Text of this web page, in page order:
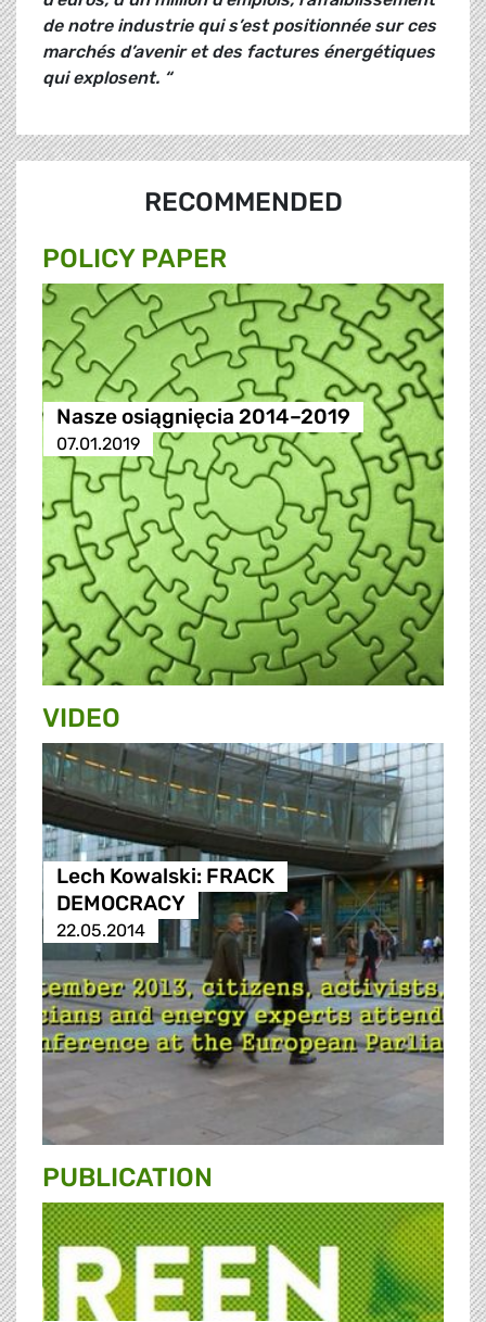
de notre industrie qui s’est positionnée sur ces
marchés d’avenir et des factures énergétiques
qui explosent. “
RECOMMENDED
POLICY PAPER
Nasze osiągnięcia 2014–2019
07.01.2019
VIDEO
Lech Kowalski: FRACK
DEMOCRACY
22.05.2014
PUBLICATION